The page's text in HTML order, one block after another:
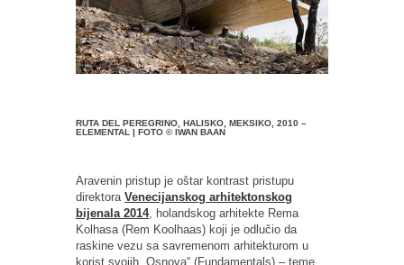
RUTA DEL PEREGRINO, HALISKO, MEKSIKO, 2010 –
ELEMENTAL | FOTO © IWAN BAAN
Aravenin pristup je oštar kontrast pristupu
direktora Venecijanskog arhitektonskog
bijenala 2014, holandskog arhitekte Rema
Kolhasa (Rem Koolhaas) koji je odlučio da
raskine vezu sa savremenom arhitekturom u
korist svojih „Osnova“ (Fundamentals) – teme